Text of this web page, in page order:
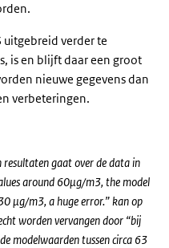
uitgebreid verder te
is en blijft daar een groot
nieuwe gegevens dan
verbeteringen.
resultaten gaat over de data in
around 60μg/m3, the model
μg/m3, a huge error.” kan op
worden vervangen door “bij
modelwaarden tussen circa 63